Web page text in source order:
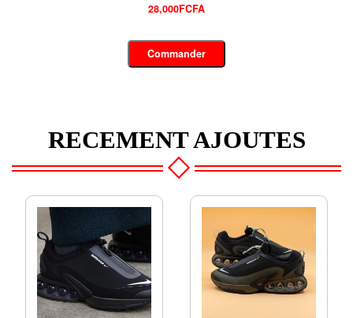
27,000FCFA
Commander
RECEMENT AJOUTES